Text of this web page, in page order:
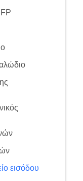
εισόδου